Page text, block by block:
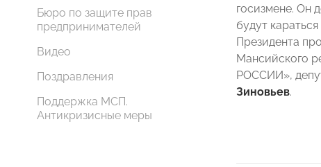
Бюро по защите прав
предпринимателей
Видео
Поздравления
Поддержка МСП.
Антикризисные меры
госизмене. Он
будут
Президента
Мансийского
РОССИИ»,
Зиновьев.